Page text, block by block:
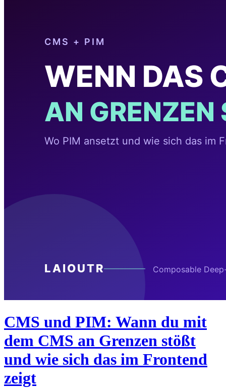
CMS und PIM: Wann du mit
dem CMS an Grenzen stößt
und wie sich das im Frontend
zeigt